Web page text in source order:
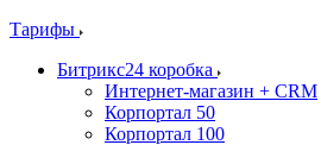
Тарифы
Битрикс24 коробка
Интернет-магазин + CRM
Корпортал 50
Корпортал 100